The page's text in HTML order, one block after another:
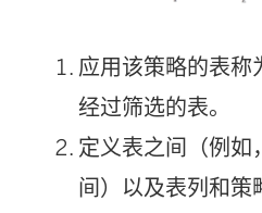
应用该策略的表称
经过筛选的表。
定义表之间（例如
间）以及表列和策